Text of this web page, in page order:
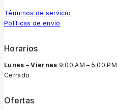
Términos de servicio
Políticas de envío
Horarios
Lunes – Viernes 9:00 AM – 5:00 PM
Cerrado
Ofertas